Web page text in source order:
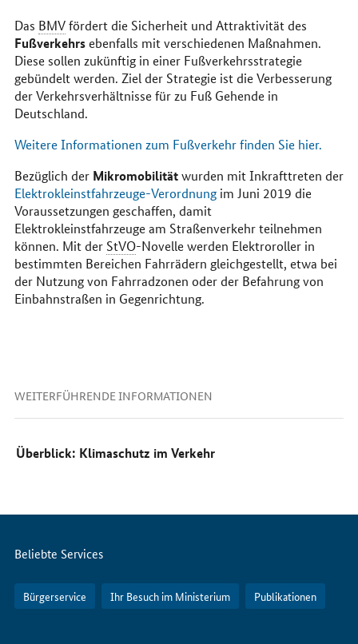
Das BMVfördert die Sicherheit und Attraktivität des
Fußverkehrsebenfalls mit verschiedenen Maßnahmen.
Diese sollen zukünftig in einer Fußverkehrsstrategie
gebündelt werden. Ziel der Strategie ist die Verbesserung
der Verkehrsverhältnisse für zu Fuß Gehende in
Deutschland.
Weitere Informationen zum Fußverkehr finden Sie hier.
Bezüglich der Mikromobilitätwurden mit Inkrafttreten der
Elektrokleinstfahrzeuge-Verordnungim Juni 2019 die
Voraussetzungen geschaffen, damit
Elektrokleinstfahrzeuge am Straßenverkehr teilnehmen
können. Mit der StVO-Novelle werden Elektroroller in
bestimmten Bereichen Fahrrädern gleichgestellt, etwa bei
der Nutzung von Fahrradzonen oder der Befahrung von
Einbahnstraßen in Gegenrichtung.
WEITERFÜHRENDE INFORMATIONEN
Überblick: Klimaschutz im Verkehr
Servicemenü
Beliebte Services
Bürgerservice Ihr Besuch im Ministerium Publikationen